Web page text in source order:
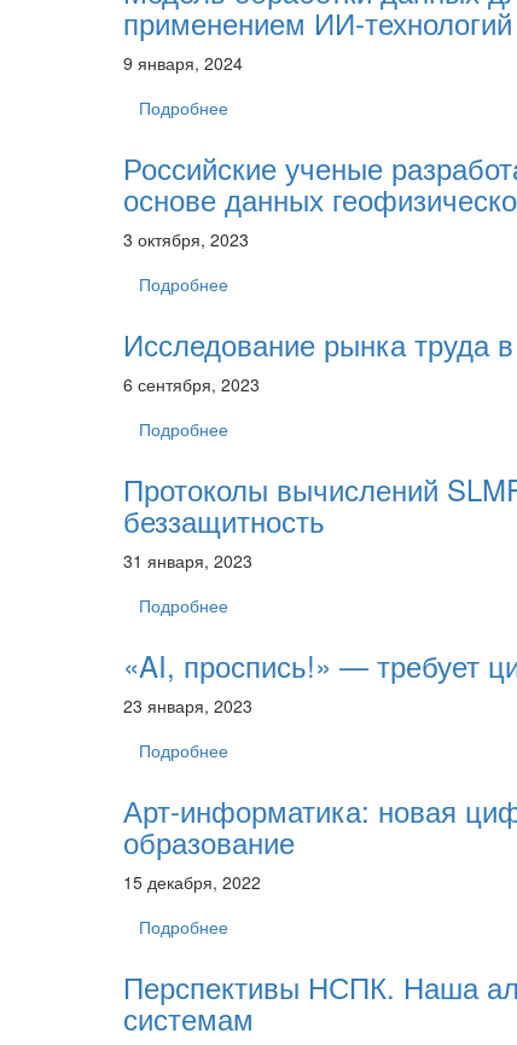
применением ИИ-технологий
9 января, 2024
Подробнее
Российские ученые
основе данных
3 октября, 2023
Подробнее
Исследование рынка труда
6 сентября, 2023
Подробнее
Протоколы вычислений
беззащитность
31 января, 2023
Подробнее
«AI, проспись!» — требует
23 января, 2023
Подробнее
Арт-информатика: новая
образование
15 декабря, 2022
Подробнее
Перспективы НСПК. Наша
системам